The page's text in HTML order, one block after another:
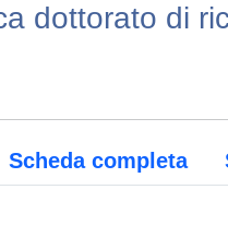
dottorato di
Scheda completa